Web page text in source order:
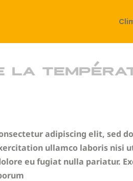
adipiscing elit, sed
ullamco laboris nisi
eu fugiat nulla pariatur.